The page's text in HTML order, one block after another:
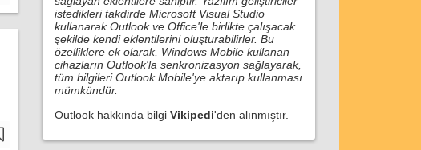
istedikleri takdirde Microsoft Visual Studio
kullanarak Outlook ve Office'le birlikte çalışacak
şekilde kendi eklentilerini oluşturabilirler. Bu
özelliklere ek olarak, Windows Mobile kullanan
cihazların Outlook'la senkronizasyon sağlayarak,
tüm bilgileri Outlook Mobile'ye aktarıp kullanması
mümkündür.
Outlook hakkında bilgi Vikipedi'den alınmıştır.